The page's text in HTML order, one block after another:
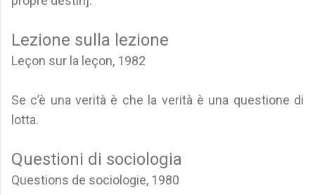
Lezione sulla lezione
Leçon sur la leçon, 1982
Se c’è una verità è che la verità è una questione di
lotta.
Questioni di sociologia
Questions de sociologie, 1980